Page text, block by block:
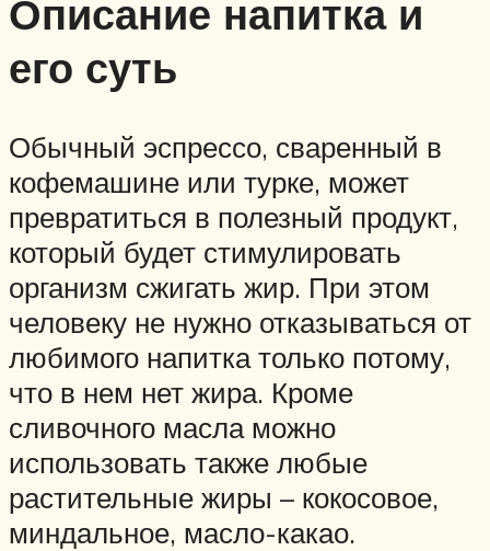
Описание напитка и
его суть
Обычный эспрессо, сваренный в
кофемашине или турке, может
превратиться в полезный продукт,
который будет стимулировать
организм сжигать жир. При этом
человеку не нужно отказываться от
любимого напитка только потому,
что в нем нет жира. Кроме
сливочного масла можно
использовать также любые
растительные жиры – кокосовое,
миндальное, масло-какао.